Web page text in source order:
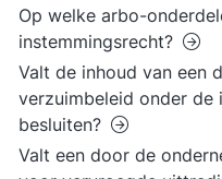
Op welke arbo-
instemmingsrecht?
Valt de inhoud van een
verzuimbeleid onder de
besluiten?
Valt een door de